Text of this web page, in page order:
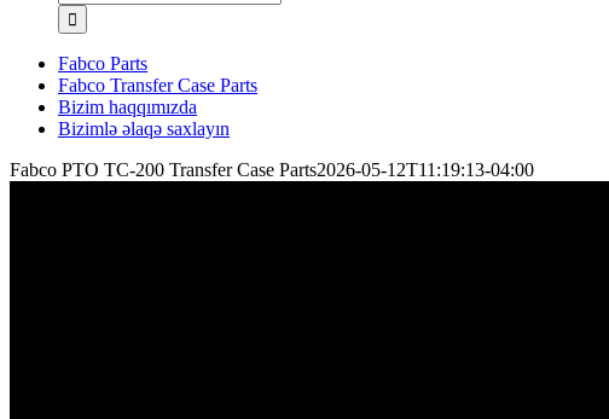
Fabco Parts
Fabco Transfer Case Parts
Bizim haqqımızda
Bizimlə əlaqə saxlayın
Fabco PTO TC-200 Transfer Case Parts2026-05-12T11:19:13-04:00